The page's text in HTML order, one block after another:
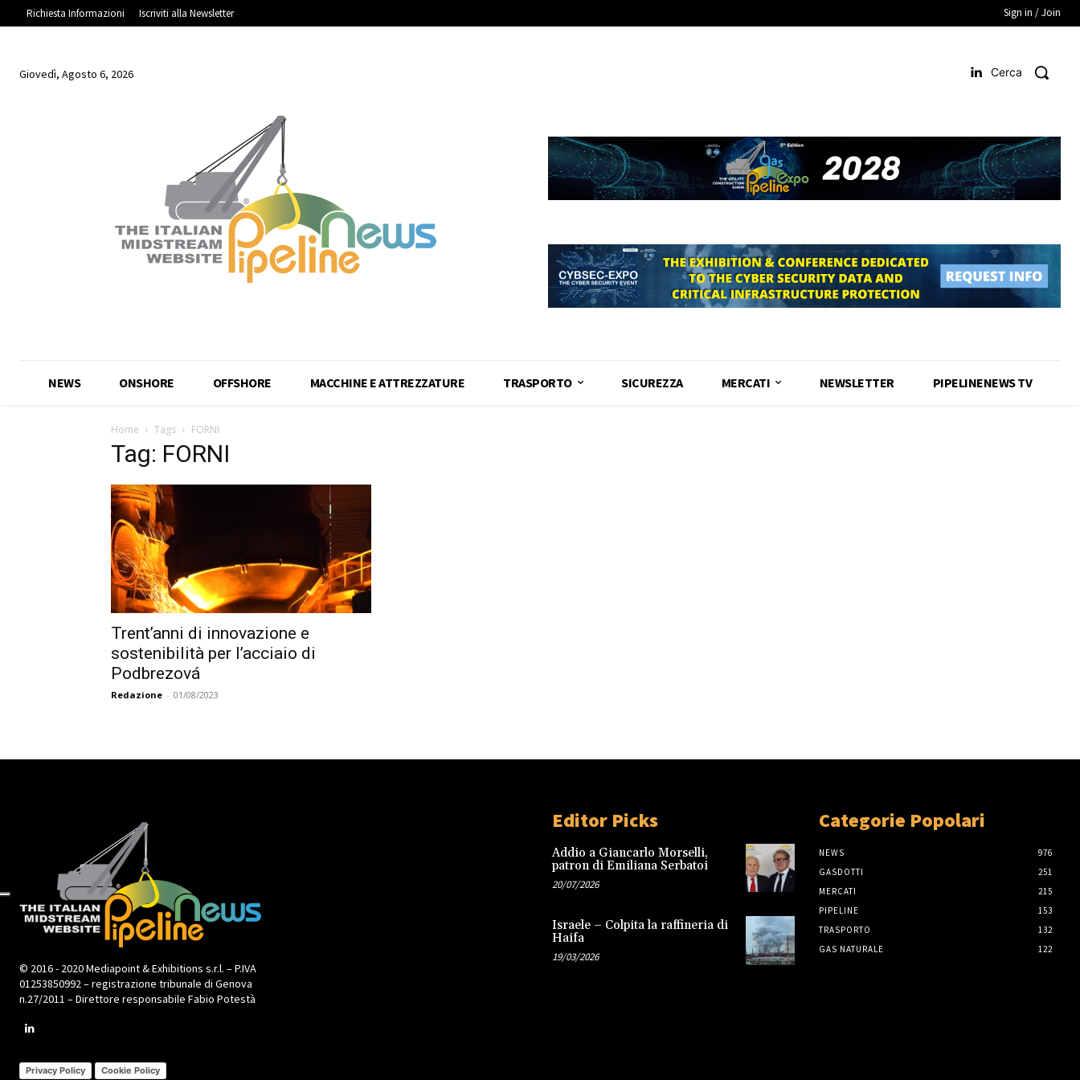
Richiesta Informazioni Iscriviti alla Newsletter Sign in / Join
Giovedì, Agosto 6, 2026 Cerca
NEWS ONSHORE OFFSHORE MACCHINE E ATTREZZATURE TRASPORTO SICUREZZA MERCATI NEWSLETTER PIPELINENEWS TV
Home Tags FORNI
Tag: FORNI
Trent’anni di innovazione e
sostenibilità per l’acciaio di
Podbrezová
Redazione - 01/08/2023
© 2016 - 2020 Mediapoint & Exhibitions s.r.l. – P.IVA
01253850992 – registrazione tribunale di Genova
n.27/2011 – Direttore responsabile Fabio Potestà
Privacy Policy Cookie Policy
Editor Picks
Addio a Giancarlo Morselli,
patron di Emiliana Serbatoi
20/07/2026
Israele – Colpita la raffineria di
Haifa
19/03/2026
Categorie Popolari
NEWS
976
GASDOTTI
251
MERCATI
215
PIPELINE
153
TRASPORTO
132
GAS NATURALE
122